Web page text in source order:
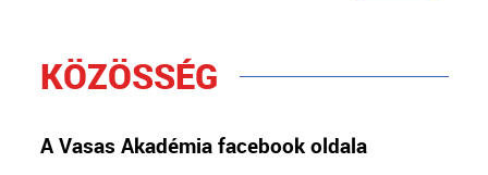
KÖZÖSSÉG
A Vasas Akadémia facebook oldala